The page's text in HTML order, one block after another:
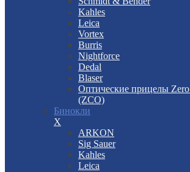
Kahles
Leica
Vortex
Burris
Nightforce
Dedal
Blaser
Оптические прицелы
(ZCO)
Бинокли
X
ARKON
Sig Sauer
Kahles
Leica